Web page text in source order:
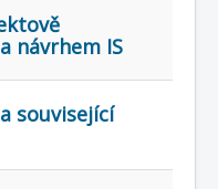
návrhem IS
související